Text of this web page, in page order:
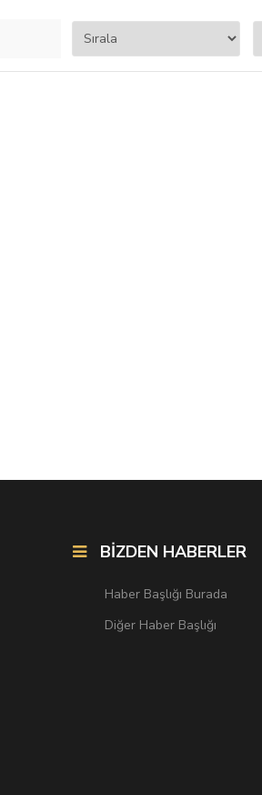
BİZDEN HABERLER
Haber Başlığı Burada
Diğer Haber Başlığı